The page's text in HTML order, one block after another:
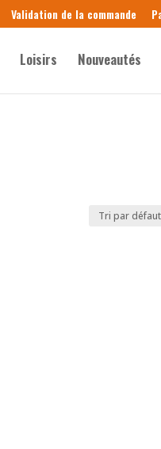
Validation de la commande
Loisirs Nouveautés